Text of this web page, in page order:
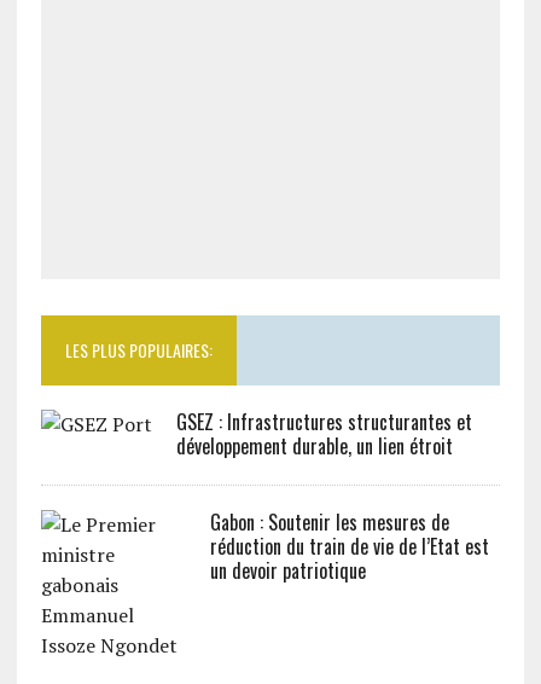
LES PLUS POPULAIRES:
GSEZ : Infrastructures structurantes et
développement durable, un lien étroit
Gabon : Soutenir les mesures de
réduction du train de vie de l’Etat est
un devoir patriotique